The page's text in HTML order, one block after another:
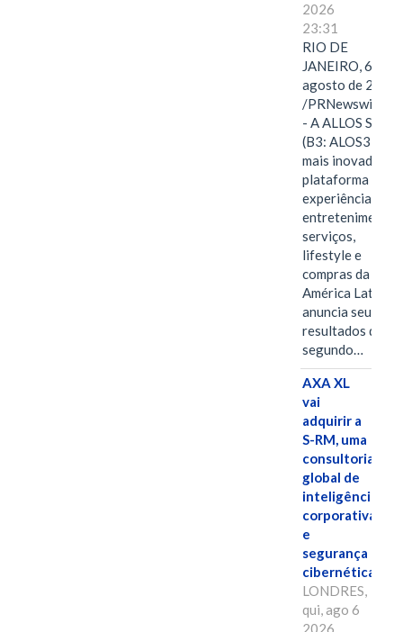
2026
23:31
RIO DE
JANEIRO, 6 de
agosto de 2026
/PRNewswire/ -
- A ALLOS S.A.
(B3: ALOS3), a
mais inovadora
plataforma de
experiências,
entretenimento,
serviços,
lifestyle e
compras da
América Latina
anuncia seus
resultados do
segundo…
AXA XL
vai
adquirir a
S-RM, uma
consultoria
global de
inteligência
corporativa
e
segurança
cibernética
LONDRES,
qui, ago 6
2026